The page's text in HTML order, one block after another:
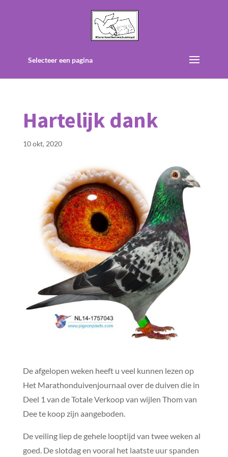
Selecteer een pagina
Hartelijk dank
10 okt, 2020
De afgelopen weken heeft u veel kunnen lezen op
Het Marathonduivenjournaal over de duiven die in
Deel 1 van de Totale Verkoop van wijlen Thom van
Dee te koop zijn aangeboden.
De veiling liep de gehele looptijd van twee weken al
goed. De slotdag en vooral het laatste uur spanden